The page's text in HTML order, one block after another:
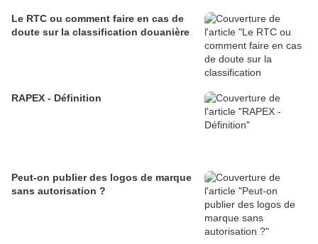
Le RTC ou comment faire en cas de
doute sur la classification douanière
RAPEX - Définition
Peut-on publier des logos de marque
sans autorisation ?